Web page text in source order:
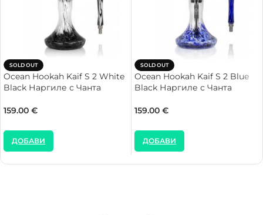
SOLD OUT
Ocean Hookah Kaif S 2 White
Black Наргиле с Чанта
159.00 €
ДОБАВИ
SOLD OUT
Ocean Hookah Kaif S 2 Blue
Black Наргиле с Чанта
159.00 €
ДОБАВИ